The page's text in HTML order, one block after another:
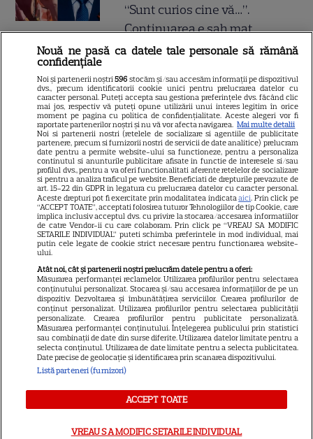
“Sunt curios cine vă…”.
Continuarea e șah mat
Mirabela Grădinaru, dar asta
nu e tot! Surpriza uriașă din
declarația de avere! Da, scrie
negru pe alb! O cheamă…
Jorge, revoltat după ce și-a
găsit apartamentul de la mare
devastat. Ce au lăsat în urmă
turiștii este strigător la Cer
Fiul Deei și al lui Dinu Maxer a
intrat la un liceu de renume
din București. Andreas, admis
fără meditații, cu note maxime
Nouă ne pasă ca datele tale personale să rămână
confidențiale
Noi și partenerii noștri596 stocăm și/sau accesăm informații pe dispozitivul
dvs., precum identificatorii cookie unici pentru prelucrarea datelor cu
caracter personal. Puteți accepta sau gestiona preferințele dvs. făcând clic
mai jos, respectiv vă puteți opune utilizării unui interes legitim în orice
moment pe pagina cu politica de confidențialitate. Aceste alegeri vor fi
raportate partenerilor noștri și nu vă vor afecta navigarea. Mai multe detalii
Noi si partenerii nostri (retelele de socializare si agentiile de publicitate
partenere, precum si furnizorii nostri de servicii de date analitice) prelucram
date pentru a permite website-ului sa functioneze, pentru a personaliza
continutul si anunturile publicitare afisate in functie de interesele si/sau
profilul dvs., pentru a va oferi functionalitati aferente retelelor de socializare
si pentru a analiza traficul pe website. Beneficiati de drepturile prevazute de
art. 15-22 din GDPR in legatura cu prelucrarea datelor cu caracter personal.
Aceste drepturi pot fi exercitate prin modalitatea indicataaici. Prin click pe
“ACCEPT TOATE”, acceptati folosirea tuturor Tehnologiilor de tip Cookie, care
implica inclusiv acceptul dvs. cu privire la stocarea/accesarea informatiilor
de catre Vendor-ii cu care colaboram. Prin click pe “VREAU SA MODIFIC
SETARILE INDIVIDUAL” puteti schimba preferintele in mod individual, mai
putin cele legate de cookie strict necesare pentru functionarea website-
ului.
Atât noi, cât și partenerii noștri prelucrăm datele pentru a oferi:
Măsurarea performanței reclamelor. Utilizarea profilurilor pentru selectarea
conținutului personalizat. Stocarea și/sau accesarea informațiilor de pe un
dispozitiv. Dezvoltarea și îmbunătățirea serviciilor. Crearea profilurilor de
conținut personalizat. Utilizarea profilurilor pentru selectarea publicității
personalizate. Crearea profilurilor pentru publicitate personalizată.
Măsurarea performanței conținutului. Înțelegerea publicului prin statistici
sau combinații de date din surse diferite. Utilizarea datelor limitate pentru a
selecta conținutul. Utilizarea de date limitate pentru a selecta publicitatea.
Date precise de geolocație și identificarea prin scanarea dispozitivului.
Listă parteneri (furnizori)
ACCEPT TOATE
VREAU SA MODIFIC SETARILE INDIVIDUAL